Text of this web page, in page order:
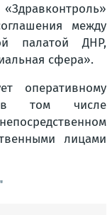
между
палатой ДНР,
сфера».
оперативному
в том числе
лицами